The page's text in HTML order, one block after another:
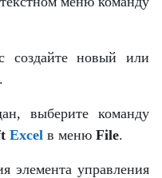
создайте новый или
выберите команду
Excel в меню File.
элемента управления